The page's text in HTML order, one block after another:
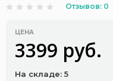
Отзывов: 0
ЦЕНА
3399 руб.
На складе: 5